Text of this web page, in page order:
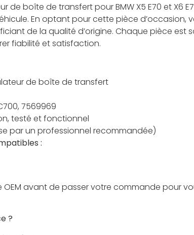
de boîte de transfert pour BMW X5 E70 et X6
En optant pour cette pièce d’occasion,
de la qualité d’origine. Chaque pièce est
fiabilité et satisfaction.
de boîte de transfert
7569969
testé et fonctionnel
par un professionnel recommandée)
:
OEM avant de passer votre commande pour
?